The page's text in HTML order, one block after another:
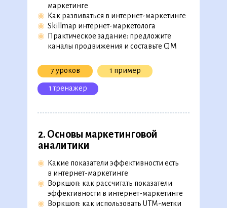
Какие показатели эффективности есть
в интернет-маркетинге
Воркшоп: как рассчитать показатели
эффективности в интернет-маркетинге
Воркшоп: как использовать UTM-метки
◉
◉
◉
2. Основы маркетинговой
аналитики
7 уроков 1 пример
1 тренажер
маркетинге
Как развиваться в интернет-маркетинге
Skillmap интернет-маркетолога
Практическое задание: предложите
каналы продвижения и составьте CJM
◉
◉
◉